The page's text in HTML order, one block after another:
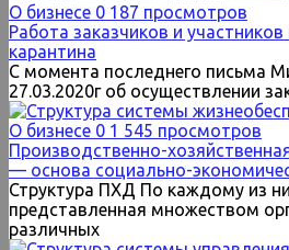
О бизнесе 0 187 просмотров
Работа заказчиков и
карантина
С момента последнего письма
27.03.2020г об осуществлении
О бизнесе 0 1 545 просмотров
Производственно-
— основа социально-
Структура ПХД По каждому из
представленная множеством
различных